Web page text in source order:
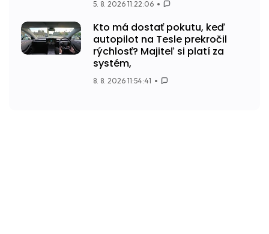
5. 8. 2026 11:22:06
Kto má dostať pokutu, keď
autopilot na Tesle prekročil
rýchlosť? Majiteľ si platí za
systém,
8. 8. 2026 11:54:41